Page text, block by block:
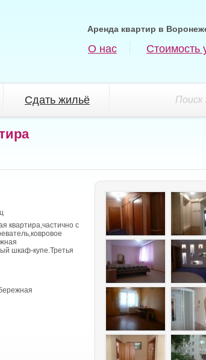
Аренда квартир в
О нас Стоимость
Поиск
Сдать жильё
квартира,частично с
шкаф-купе.Третья